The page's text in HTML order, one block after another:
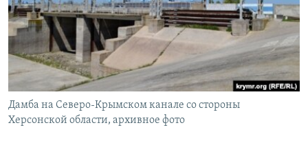
ПОБЕДИТЕЛЕЙ НЕ СУДЯТ?
КРЫМ.НЕПОКОРЕННЫЙ
ELIFBE
УКРАИНСКАЯ ПРОБЛЕМА КРЫМА
ПРИСОЕДИНЯЙТЕСЬ!
Все сайты RFE/RL
Дамба на Северо-Крымском канале со стороны
Херсонской области, архивное фото